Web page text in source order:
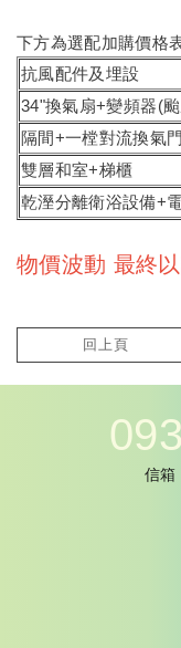
下方為選配加購價格
抗風配件及埋設
34"換氣扇+變頻器(
隔間+一樘對流換氣
雙層和室+梯櫃
乾溼分離衛浴設備+
物價波動 最終
回上頁
信箱